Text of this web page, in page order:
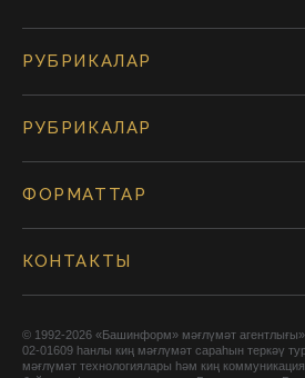
РУБРИКАЛАР
РУБРИКАЛАР
ФОРМАТТАР
КОНТАКТЫ
© 1992-2026 «Башинформ» мәғлүмәт
02-01609 һанлы киң мәғлүмәт сараһын теркәү
мәғлүмәт технологиялары һәм киң